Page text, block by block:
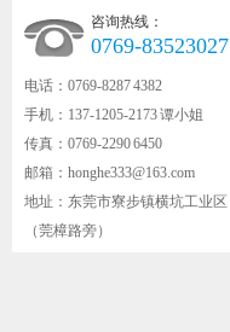
咨询热线：
0769-83523027
电话：0769-8287 4382
手机：137-1205-2173 谭小姐
传真：0769-2290 6450
邮箱：honghe333@163.com
地址：东莞市寮步镇横坑工业区
（莞樟路旁）